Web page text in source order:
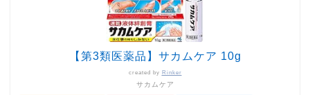
【第3類医薬品】サカムケア 10g
created by Rinker
サカムケア